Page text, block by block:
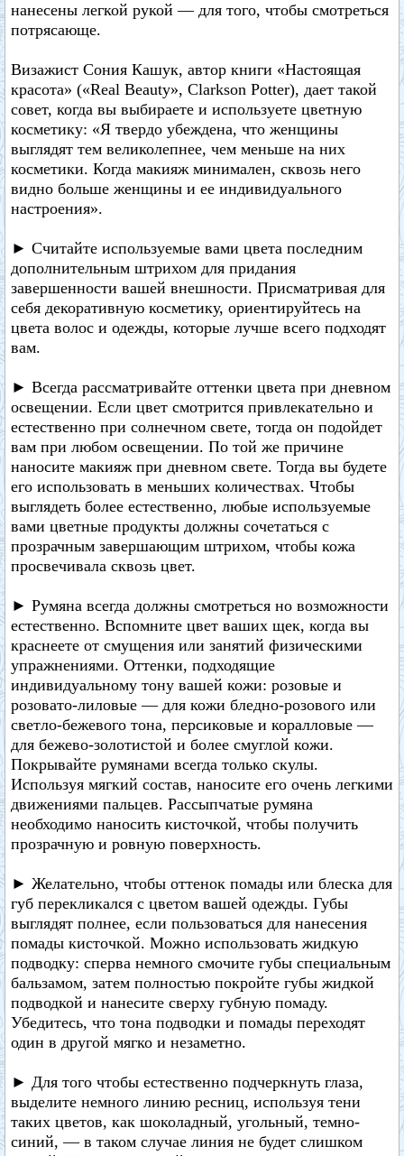
нанесены легкой рукой — для того, чтобы смотреться
потрясающе.
Визажист Сония Кашук, автор книги «Настоящая
красота» («Real Beauty», Clarkson Potter), дает такой
совет, когда вы выбираете и используете цветную
косметику: «Я твердо убеждена, что женщины
выглядят тем великолепнее, чем меньше на них
косметики. Когда макияж минимален, сквозь него
видно больше женщины и ее индивидуального
настроения».
► Считайте используемые вами цвета последним
дополнительным штрихом для придания
завершенности вашей внешности. Присматривая для
себя декоративную косметику, ориентируйтесь на
цвета волос и одежды, которые лучше всего подходят
вам.
► Всегда рассматривайте оттенки цвета при дневном
освещении. Если цвет смотрится привлекательно и
естественно при солнечном свете, тогда он подойдет
вам при любом освещении. По той же причине
наносите макияж при дневном свете. Тогда вы будете
его использовать в меньших количествах. Чтобы
выглядеть более естественно, любые используемые
вами цветные продукты должны сочетаться с
прозрачным завершающим штрихом, чтобы кожа
просвечивала сквозь цвет.
► Румяна всегда должны смотреться но возможности
естественно. Вспомните цвет ваших щек, когда вы
краснеете от смущения или занятий физическими
упражнениями. Оттенки, подходящие
индивидуальному тону вашей кожи: розовые и
розовато-лиловые — для кожи бледно-розового или
светло-бежевого тона, персиковые и коралловые —
для бежево-золотистой и более смуглой кожи.
Покрывайте румянами всегда только скулы.
Используя мягкий состав, наносите его очень легкими
движениями пальцев. Рассыпчатые румяна
необходимо наносить кисточкой, чтобы получить
прозрачную и ровную поверхность.
► Желательно, чтобы оттенок помады или блеска для
губ перекликался с цветом вашей одежды. Губы
выглядят полнее, если пользоваться для нанесения
помады кисточкой. Можно использовать жидкую
подводку: сперва немного смочите губы специальным
бальзамом, затем полностью покройте губы жидкой
подводкой и нанесите сверху губную помаду.
Убедитесь, что тона подводки и помады переходят
один в другой мягко и незаметно.
► Для того чтобы естественно подчеркнуть глаза,
выделите немного линию ресниц, используя тени
таких цветов, как шоколадный, угольный, темно-
синий, — в таком случае линия не будет слишком